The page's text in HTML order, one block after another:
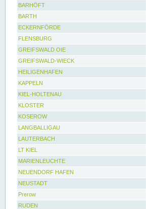
BARHÖFT
BARTH
ECKERNFÖRDE
FLENSBURG
GREIFSWALD OIE
GREIFSWALD-WIECK
HEILIGENHAFEN
KAPPELN
KIEL-HOLTENAU
KLOSTER
KOSEROW
LANGBALLIGAU
LAUTERBACH
LT KIEL
MARIENLEUCHTE
NEUENDORF HAFEN
NEUSTADT
Prerow
RUDEN